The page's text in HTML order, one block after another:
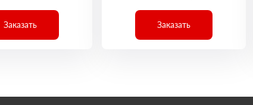
Заказать Заказать